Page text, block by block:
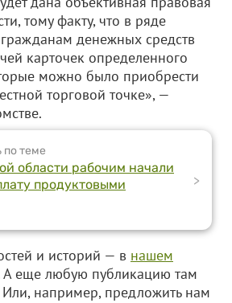
тому факту, что в ряде
денежных средств
карточек определенного
можно было приобрести
торговой точке», —
по теме
области рабочим начали
продуктовыми
>
и историй — в нашем
А еще любую публикацию там
например, предложить нам